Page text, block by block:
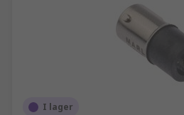
I lager